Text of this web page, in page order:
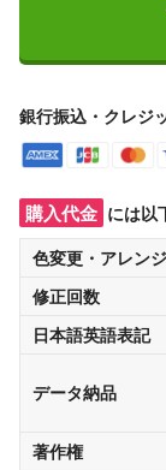
銀行振込・クレジ
購入代金 には以
色変更・アレンジ
修正回数
日本語英語表記
データ納品
著作権